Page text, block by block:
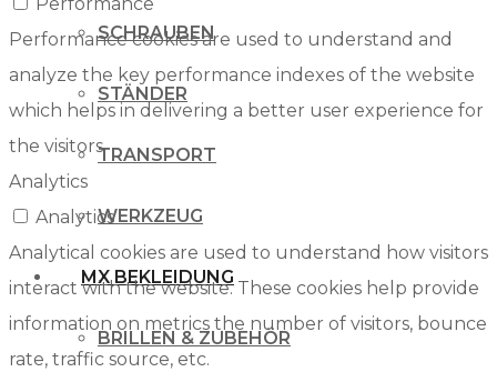
SCHRAUBEN
STÄNDER
TRANSPORT
WERKZEUG
MX BEKLEIDUNG
BRILLEN & ZUBEHÖR
Performance cookies are used to understand and
analyze the key performance indexes of the website
which helps in delivering a better user experience for
the visitors.
Analytics
Analytics
Analytical cookies are used to understand how visitors
interact with the website. These cookies help provide
information on metrics the number of visitors, bounce
rate, traffic source, etc.